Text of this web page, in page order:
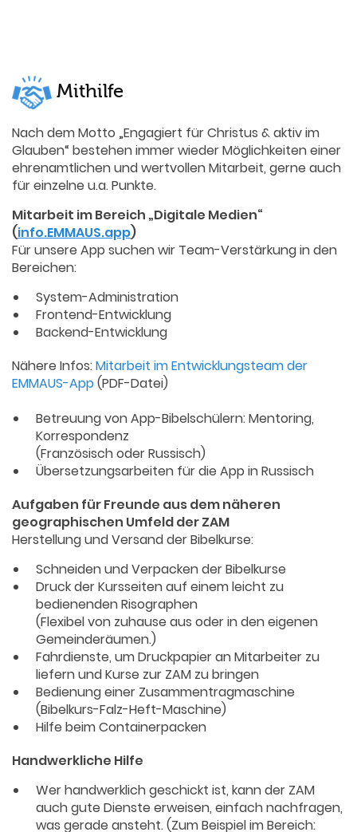
Mithilfe
Nach dem Motto „Engagiert für Christus & aktiv im
Glauben“ bestehen immer wieder Möglichkeiten einer
ehrenamtlichen und wertvollen Mitarbeit, gerne auch
für einzelne u.a. Punkte.
Mitarbeit im Bereich „Digitale Medien“
(info.EMMAUS.app)
Für unsere App suchen wir Team-Verstärkung in den
Bereichen:
System-Administration
Frontend-Entwicklung
Backend-Entwicklung
Nähere Infos:Mitarbeit im Entwicklungsteam der
EMMAUS-App(PDF-Datei)
Betreuung von App-Bibelschülern: Mentoring,
Korrespondenz
(Französisch oder Russisch)
Übersetzungsarbeiten für die App in Russisch
Aufgaben für Freunde aus dem näheren
geographischen Umfeld der ZAM
Herstellung und Versand der Bibelkurse:
Schneiden und Verpacken der Bibelkurse
Druck der Kursseiten auf einem leicht zu
bedienenden Risographen
(Flexibel von zuhause aus oder in den eigenen
Gemeinderäumen.)
Fahrdienste, um Druckpapier an Mitarbeiter zu
liefern und Kurse zur ZAM zu bringen
Bedienung einer Zusammentragmaschine
(Bibelkurs-Falz-Heft-Maschine)
Hilfe beim Containerpacken
Handwerkliche Hilfe
Wer handwerklich geschickt ist, kann der ZAM
auch gute Dienste erweisen, einfach nachfragen,
was gerade ansteht. (Zum Beispiel im Bereich: